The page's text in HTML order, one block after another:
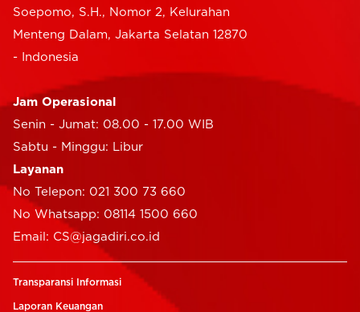
Soepomo, S.H., Nomor 2, Kelurahan
Menteng Dalam, Jakarta Selatan 12870
- Indonesia
Jam Operasional
Senin - Jumat: 08.00 - 17.00 WIB
Sabtu - Minggu: Libur
Layanan
No Telepon: 021 300 73 660
No Whatsapp: 08114 1500 660
Email: CS@jagadiri.co.id
Transparansi Informasi
Laporan Keuangan